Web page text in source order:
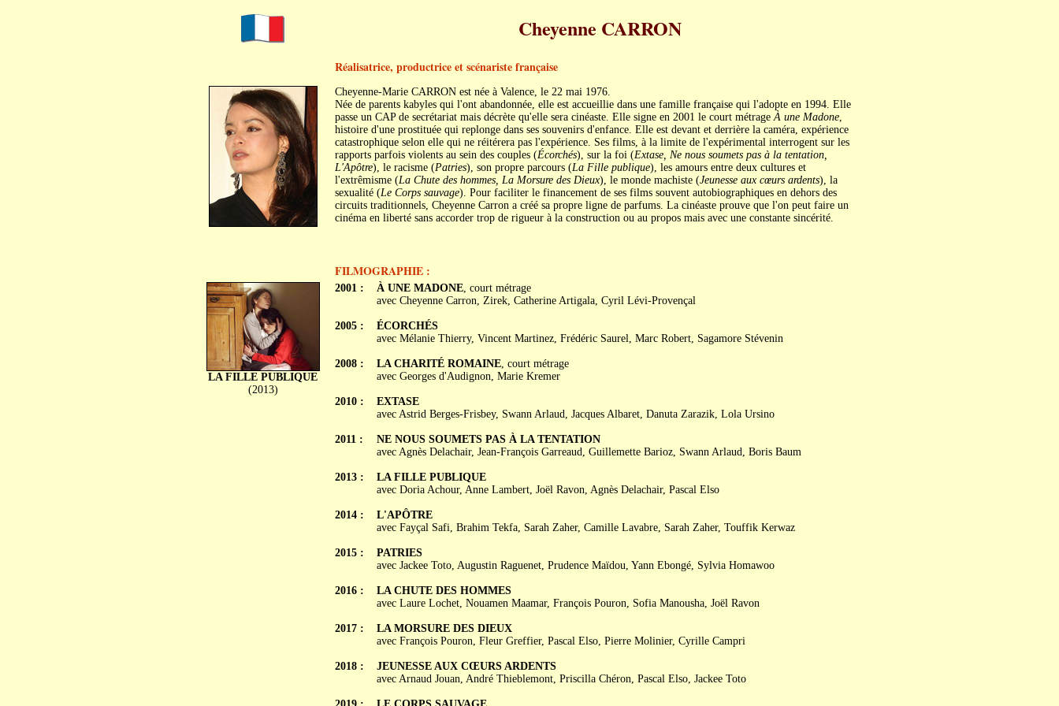
Cheyenne CARRON
Réalisatrice, productrice et scénariste française
Cheyenne-Marie CARRON est née à Valence, le 22 mai 1976.
Née de parents kabyles qui l'ont abandonnée, elle est accueillie dans une famille française qui l'adopte en 1994. Elle
passe un CAP de secrétariat mais décrète qu'elle sera cinéaste. Elle signe en 2001 le court métrageÀ une Madone,
histoire d'une prostituée qui replonge dans ses souvenirs d'enfance. Elle est devant et derrière la caméra, expérience
catastrophique selon elle qui ne réitérera pas l'expérience. Ses films, à la limite de l'expérimental interrogent sur les
rapports parfois violents au sein des couples (Écorchés), sur la foi (Extase, Ne nous soumets pas à la tentation,
L'Apôtre), le racisme (Patries), son propre parcours (La Fille publique), les amours entre deux cultures et
l'extrêmisme (La Chute des hommes, La Morsure des Dieux), le monde machiste (Jeunesse aux cœurs ardents), la
sexualité (Le Corps sauvage). Pour faciliter le financement de ses films souvent autobiographiques en dehors des
circuits traditionnels, Cheyenne Carron a créé sa propre ligne de parfums. La cinéaste prouve que l'on peut faire un
cinéma en liberté sans accorder trop de rigueur à la construction ou au propos mais avec une constante sincérité.
FILMOGRAPHIE :
LA FILLE PUBLIQUE
(2013)
2001 :
2005 :
2008 :
2010 :
2011 :
2013 :
2014 :
2015 :
2016 :
2017 :
2018 :
À UNE MADONE, court métrage
avec Cheyenne Carron, Zirek, Catherine Artigala, Cyril Lévi-Provençal
ÉCORCHÉS
avec Mélanie Thierry, Vincent Martinez, Frédéric Saurel, Marc Robert, Sagamore Stévenin
LA CHARITÉ ROMAINE, court métrage
avec Georges d'Audignon, Marie Kremer
EXTASE
avec Astrid Berges-Frisbey, Swann Arlaud, Jacques Albaret, Danuta Zarazik, Lola Ursino
NE NOUS SOUMETS PAS À LA TENTATION
avec Agnès Delachair, Jean-François Garreaud, Guillemette Barioz, Swann Arlaud, Boris Baum
LA FILLE PUBLIQUE
avec Doria Achour, Anne Lambert, Joël Ravon, Agnès Delachair, Pascal Elso
L'APÔTRE
avec Fayçal Safi, Brahim Tekfa, Sarah Zaher, Camille Lavabre, Sarah Zaher, Touffik Kerwaz
PATRIES
avec Jackee Toto, Augustin Raguenet, Prudence Maïdou, Yann Ebongé, Sylvia Homawoo
LA CHUTE DES HOMMES
avec Laure Lochet, Nouamen Maamar, François Pouron, Sofia Manousha, Joël Ravon
LA MORSURE DES DIEUX
avec François Pouron, Fleur Greffier, Pascal Elso, Pierre Molinier, Cyrille Campri
JEUNESSE AUX CŒURS ARDENTS
avec Arnaud Jouan, André Thieblemont, Priscilla Chéron, Pascal Elso, Jackee Toto